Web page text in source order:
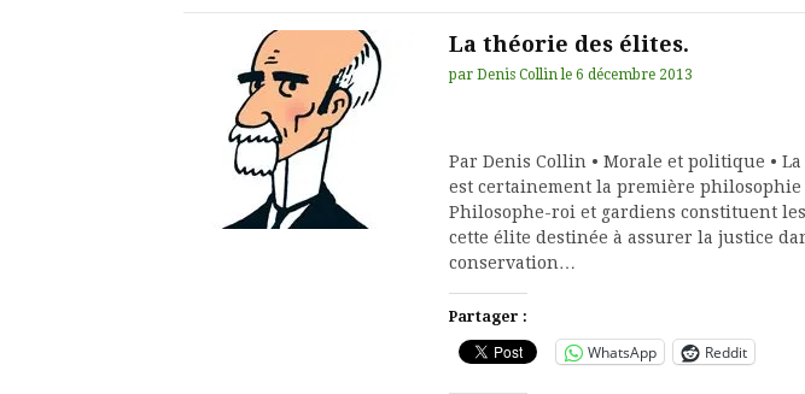
La théorie des élites.
par Denis Collin le 6 décembre 2013
Par Denis Collin • Morale et politique •
est certainement la première
Philosophe-roi et gardiens constituent
cette élite destinée à assurer la justice
conservation…
Partager :
WhatsApp Reddit